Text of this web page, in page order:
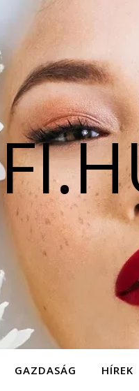
GAZDASÁG HÍREK